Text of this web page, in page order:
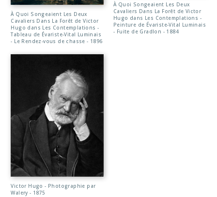
À Quoi Songeaient Les Deux
Cavaliers Dans La Forêt de Victor
Hugo dans Les Contemplations -
Tableau de Évariste-Vital Luminais
- Le Rendez-vous de chasse - 1896
Victor Hugo - Photographie par
Walery - 1875
À Quoi Songeaient Les Deux
Cavaliers Dans La Forêt de Victor
Hugo dans Les Contemplations -
Peinture de Évariste-Vital Luminais
- Fuite de Gradlon - 1884